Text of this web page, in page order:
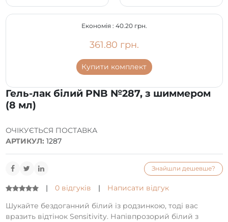
Гель-лак білий PNB №287, з шиммером
(8 мл)
| 0 відгуків |
Написати відгук
Шукайте бездоганний білий із родзинкою, тоді вас
вразить відтінок Sensitivity. Напівпрозорий білий з
ОЧІКУЄТЬСЯ ПОСТАВКА
АРТИКУЛ: 1287
Знайшли дешевше?
Економія : 40.20 грн.
361.80 грн.
Купити комплект